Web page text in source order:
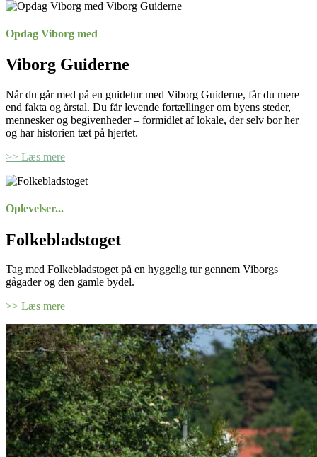
Opdag Viborg med
Viborg Guiderne
Når du går med på en guidetur med Viborg Guiderne, får du mere
end fakta og årstal. Du får levende fortællinger om byens steder,
mennesker og begivenheder – formidlet af lokale, der selv bor her
og har historien tæt på hjertet.
>> Læs mere
Oplevelser...
Folkebladstoget
Tag med Folkebladstoget på en hyggelig tur gennem Viborgs
gågader og den gamle bydel.
>> Læs mere